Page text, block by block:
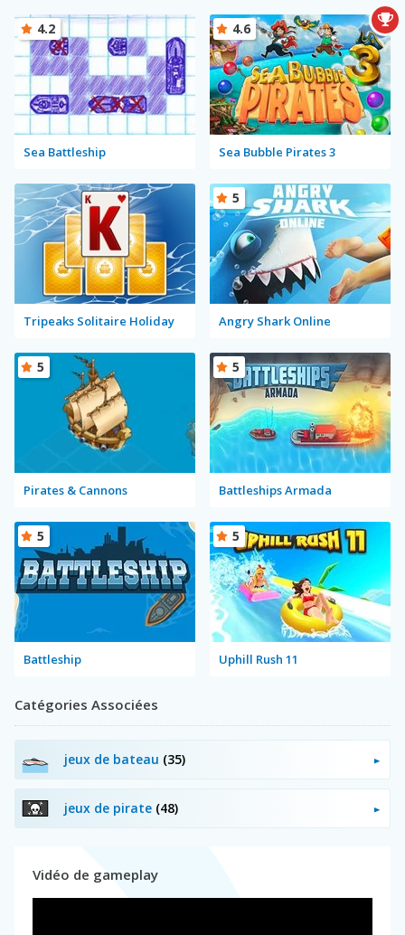
Sea Battleship
4.2
Sea Bubble Pirates 3
4.6
Tripeaks Solitaire Holiday Angry Shark Online
5
Pirates & Cannons
5
Battleships Armada
5
Battleship
5
Uphill Rush 11
5
Catégories Associées
jeux de bateau (35)
jeux de pirate (48)
Vidéo de gameplay